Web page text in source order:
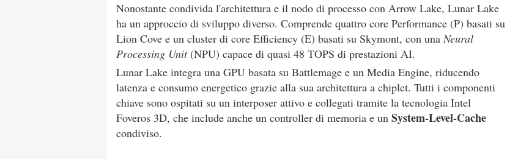
Nonostante condivida l'architettura e il nodo di processo con Arrow Lake, Lunar Lake
ha un approccio di sviluppo diverso. Comprende quattro core Performance (P) basati su
Lion Cove e un cluster di core Efficiency (E) basati su Skymont, con unaNeural
Processing Unit(NPU) capace di quasi 48 TOPS di prestazioni AI.
Lunar Lake integra una GPU basata su Battlemage e un Media Engine, riducendo
latenza e consumo energetico grazie alla sua architettura a chiplet. Tutti i componenti
chiave sono ospitati su un interposer attivo e collegati tramite la tecnologia Intel
Foveros 3D, che include anche un controller di memoria e un System-Level-Cache
condiviso.